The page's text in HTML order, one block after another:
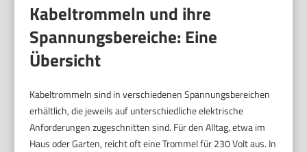
Kabeltrommeln und ihre
Spannungsbereiche: Eine
Übersicht
Kabeltrommeln sind in verschiedenen Spannungsbereichen
erhältlich, die jeweils auf unterschiedliche elektrische
Anforderungen zugeschnitten sind. Für den Alltag, etwa im
Haus oder Garten, reicht oft eine Trommel für 230 Volt aus. In